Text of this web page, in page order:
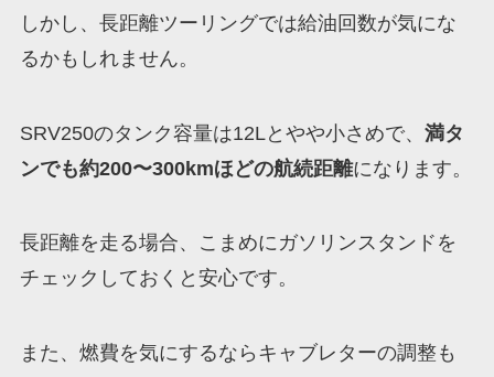
しかし、長距離ツーリングでは給油回数が気にな
るかもしれません。
SRV250のタンク容量は12Lとやや小さめで、 満タ
ンでも約200〜300kmほどの航続距離になります。
長距離を走る場合、こまめにガソリンスタンドを
チェックしておくと安心です。
また、燃費を気にするならキャブレターの調整も